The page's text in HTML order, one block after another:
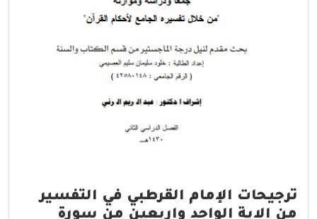
ترجيحات الإمام القرطبي في التفسير
من الاية الواحد واربعين من سورة